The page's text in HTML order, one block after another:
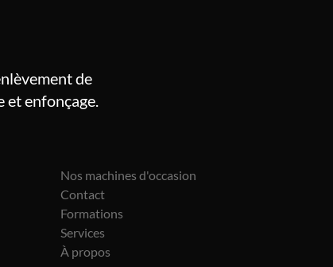
de
et enfonçage.
Nos machines d'occasion
Contact
Formations
Services
À propos